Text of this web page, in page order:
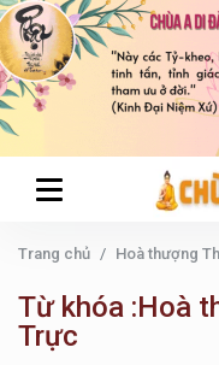
Trang chủ Hoà thượng
Từ khóa :Hoà
Trực